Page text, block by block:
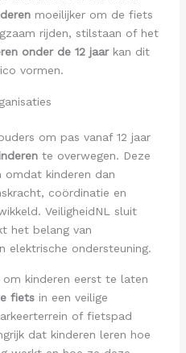
moeilijker om de fiets
rijden, stilstaan of het
onder de 12 jaarkan dit
vormen.
om pas vanaf 12 jaar
te overwegen. Deze
kinderen dan
coördinatie en
VeiligheidNL sluit
het belang van
elektrische ondersteuning.
om kinderen eerst te laten
fietsin een veilige
of fietspad
dat kinderen leren hoe